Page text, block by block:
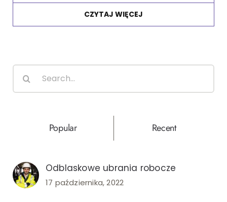
CZYTAJ WIĘCEJ
Popular Recent
Odblaskowe ubrania robocze
17 października, 2022